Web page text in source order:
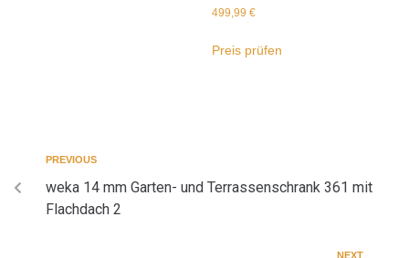
499,99€
Preis prüfen
PREVIOUS
weka 14 mm Garten- und Terrassenschrank 361 mit
Flachdach 2
NEXT